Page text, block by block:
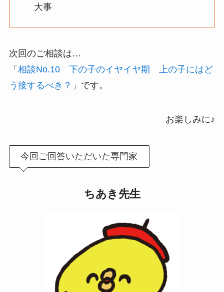
大事
次回のご相談は…
「 相談No.10 下の子のイヤイヤ期 上の子にはど
う接するべき？ 」です。
お楽しみに♪
今回ご回答いただいた専門家
ちあき先生